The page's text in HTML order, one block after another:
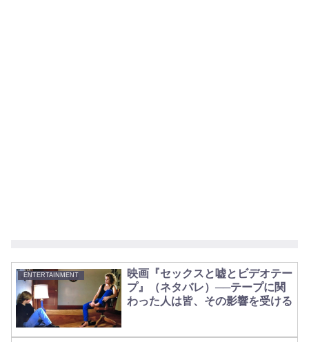
ENTERTAINMENT
映画『セックスと嘘とビデオテー
プ』（ネタバレ）──テープに関
わった人は皆、その影響を受ける